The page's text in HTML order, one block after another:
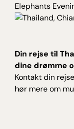
Din rejse til
dine drømme
Kontakt din
hør mere om